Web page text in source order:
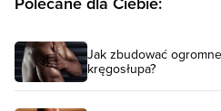
Jak zbudować
kręgosłupa?